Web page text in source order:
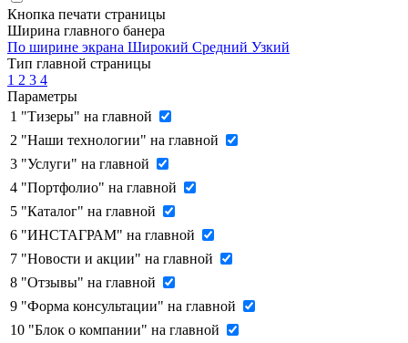
Кнопка печати страницы
Ширина главного банера
По ширине экрана Широкий Средний Узкий
Тип главной страницы
1 2 3 4
Параметры
1 "Тизеры" на главной
2 "Наши технологии" на главной
3 "Услуги" на главной
4 "Портфолио" на главной
5 "Каталог" на главной
6 "ИНСТАГРАМ" на главной
7 "Новости и акции" на главной
8 "Отзывы" на главной
9 "Форма консультации" на главной
10 "Блок о компании" на главной